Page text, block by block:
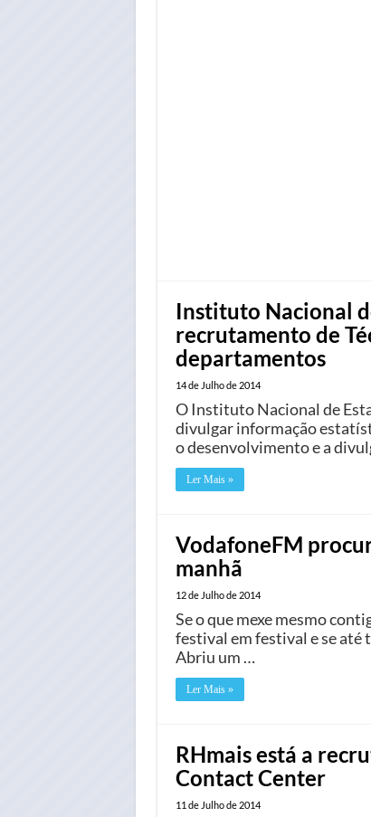
Instituto Nacional
recrutamento de
departamentos
14 de Julho de 2014
O Instituto Nacional de
divulgar informação
o desenvolvimento e a
Ler Mais »
VodafoneFM
manhã
12 de Julho de 2014
Se o que mexe mesmo
festival em festival e se até
Abriu um …
Ler Mais »
RHmais está a
Contact Center
11 de Julho de 2014